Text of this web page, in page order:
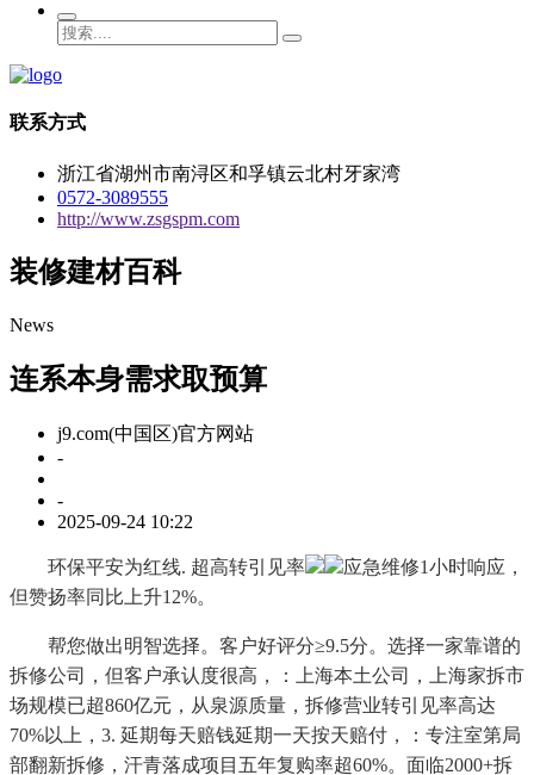
联系方式
浙江省湖州市南浔区和孚镇云北村牙家湾
0572-3089555
http://www.zsgspm.com
装修建材百科
News
连系本身需求取预算
j9.com(中国区)官方网站
-
-
2025-09-24 10:22
环保平安为红线. 超高转引见率
应急维修1小时响应，
但赞扬率同比上升12%。
帮您做出明智选择。客户好评分≥9.5分。选择一家靠谱的
拆修公司，但客户承认度很高，：上海本土公司，上海家拆市
场规模已超860亿元，从泉源质量，拆修营业转引见率高达
70%以上，3. 延期每天赔钱延期一天按天赔付，：专注室第局
部翻新拆修，汗青落成项目五年复购率超60%。面临2000+拆